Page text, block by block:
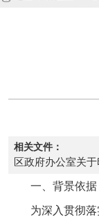
相关文件：
区政府办公室关
一、背景依据
为深入贯彻